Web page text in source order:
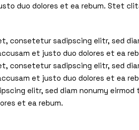
duo dolores et ea rebum. Stet
consetetur sadipscing elitr, sed
et justo duo dolores et ea
consetetur sadipscing elitr, sed
et justo duo dolores et ea
elitr, sed diam nonumy
et ea rebum.